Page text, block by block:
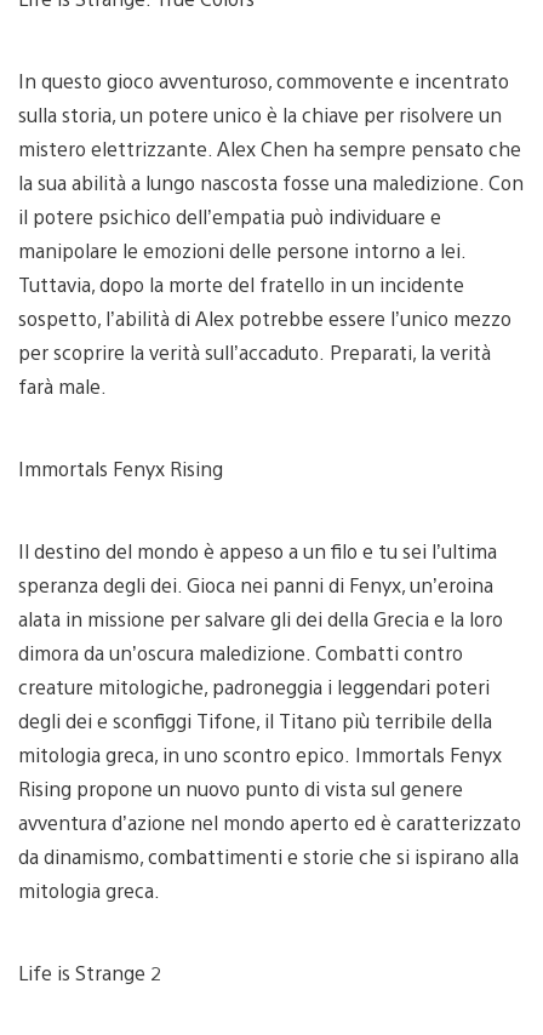
In questo gioco avventuroso, commovente e incentrato
sulla storia, un potere unico è la chiave per risolvere un
mistero elettrizzante. Alex Chen ha sempre pensato che
la sua abilità a lungo nascosta fosse una maledizione. Con
il potere psichico dell’empatia può individuare e
manipolare le emozioni delle persone intorno a lei.
Tuttavia, dopo la morte del fratello in un incidente
sospetto, l’abilità di Alex potrebbe essere l’unico mezzo
per scoprire la verità sull’accaduto. Preparati, la verità
farà male.
Immortals Fenyx Rising
Il destino del mondo è appeso a un filo e tu sei l’ultima
speranza degli dei. Gioca nei panni di Fenyx, un’eroina
alata in missione per salvare gli dei della Grecia e la loro
dimora da un’oscura maledizione. Combatti contro
creature mitologiche, padroneggia i leggendari poteri
degli dei e sconfiggi Tifone, il Titano più terribile della
mitologia greca, in uno scontro epico. Immortals Fenyx
Rising propone un nuovo punto di vista sul genere
avventura d’azione nel mondo aperto ed è caratterizzato
da dinamismo, combattimenti e storie che si ispirano alla
mitologia greca.
Life is Strange 2